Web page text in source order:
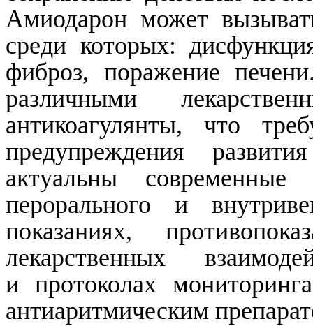
Амиодарон может
среди которых:
фиброз, поражение
различными
антикоагулянты, что
предупреждения
актуальны
перорального и
показаниях,
лекарственных
и протоколах
антиаритмическим